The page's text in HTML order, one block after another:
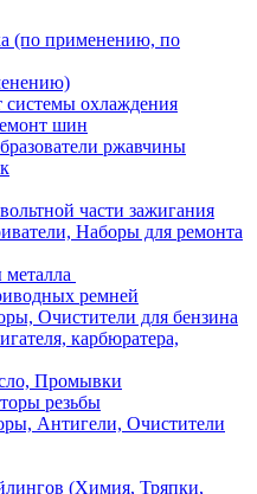
(по применению, по
охлаждения
шин
ржавчины
части зажигания
Наборы для ремонта
ремней
Очистители для бензина
карбюратера,
Промывки
резьбы
Антигели, Очистители
(Химия, Тряпки,